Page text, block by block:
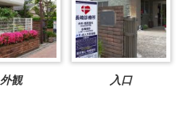
外観 入口